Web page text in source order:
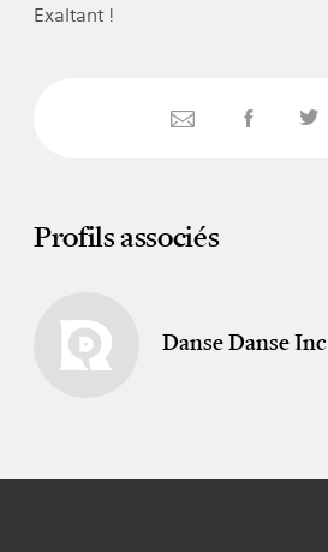
Exaltant !
Profils associés
Danse Danse Inc